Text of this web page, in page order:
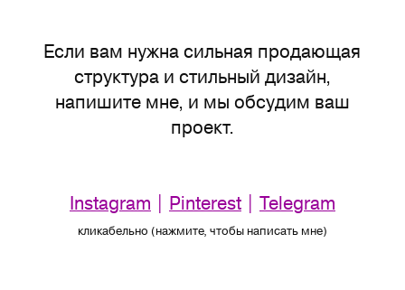
Если вам нужна сильная продающая
структура и стильный дизайн,
напишите мне, и мы обсудим ваш
проект.
Instagram | Pinterest| Telegram
кликабельно (нажмите, чтобы написать мне)